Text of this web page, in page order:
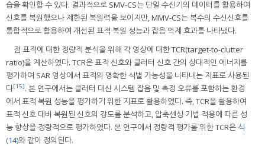
습을 확인할 수 있다. 결과적으로 SMV-CS는 단일 수신기의 데이터를 활용하여
신호를 복원했으나 제한된 복원력을 보이지만, MMV-CS는 복수의 수신신호를
통합적으로 활용하여 개선된 표적 복원 성능과 잡음 억제 효과를 나타냈다.
점 표적에 대한 정량적 분석을 위해 각 영상에 대한 TCR(target-to-clutter
ratio)을 계산하였다. TCR은 표적 신호와 클러터 신호 간의 상대적인 에너지를
평가하여 SAR 영상에서 표적의 명확한 식별 가능성을 나타내는 지표로 사용된
다[15]. 본 연구에서는 클러터 대신 시스템 잡음 및 측정 오류를 포함하는 환경
에서 표적 복원 성능을 평가하기 위한 지표로 활용하였다. 즉, TCR을 활용하여
표적 신호 대비 복원된 신호의 강도를 분석하고, 압축센싱 기법 적용에 따른 성
능 향상을 정량적으로 평가하였다. 본 연구에서 정량적 평가를 위한 TCR은 식
(14)와 같이 정의된다.